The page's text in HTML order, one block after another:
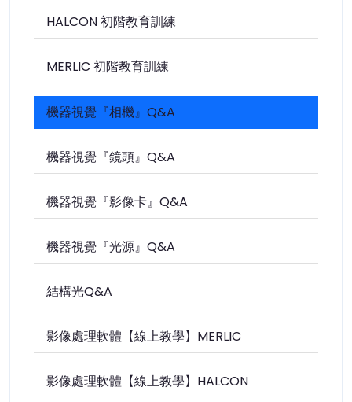
HALCON 初階教育訓練
MERLIC 初階教育訓練
機器視覺『相機』Q&A
機器視覺『鏡頭』Q&A
機器視覺『影像卡』Q&A
機器視覺『光源』Q&A
結構光Q&A
影像處理軟體【線上教學】MERLIC
影像處理軟體【線上教學】HALCON